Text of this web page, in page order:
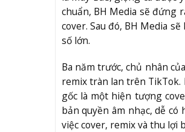
chuẩn, BH Media sẽ đứng
cover. Sau đó, BH Media
số lớn.
Ba năm trước, chủ nhân
remix tràn lan trên TikTok.
gốc là một hiện tượng
bản quyền âm nhạc, dễ
việc cover, remix và thu lợi